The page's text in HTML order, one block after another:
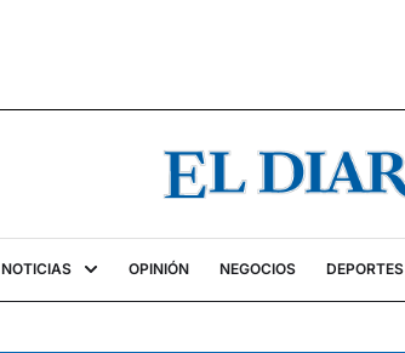
NOTICIAS OPINIÓN NEGOCIOS DEPORTES